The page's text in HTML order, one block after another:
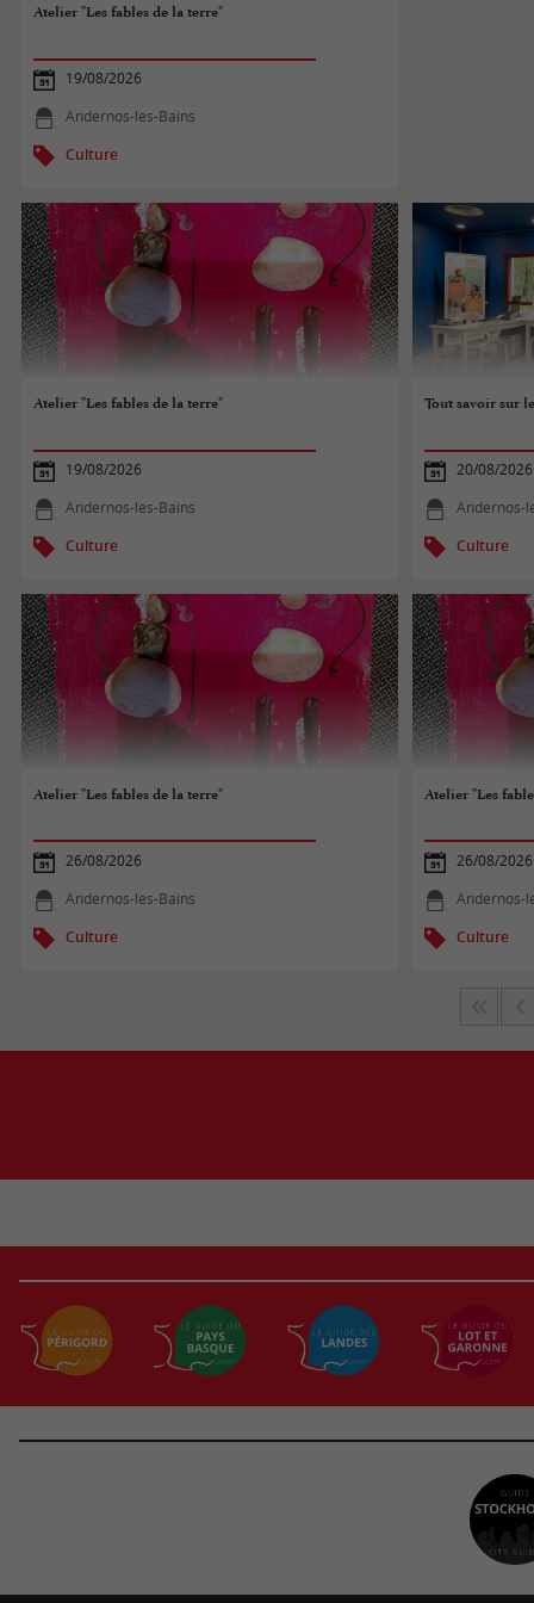
Atelier "Les fables de la terre"
19/08/2026
Andernos-les-Bains
Culture
Atelier "Les fables de la terre"
19/08/2026
Andernos-les-Bains
Culture
Tout savoir sur
20/08/2026
Andernos-
Culture
Atelier "Les fables de la terre"
26/08/2026
Andernos-les-Bains
Culture
Atelier "Les
26/08/2026
Andernos-
Culture